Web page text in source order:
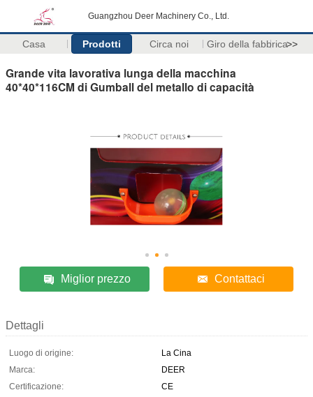
Guangzhou Deer Machinery Co., Ltd.
Casa Prodotti Circa noi Giro della fabbrica>>
Grande vita lavorativa lunga della macchina
40*40*116CM di Gumball del metallo di capacità
Miglior prezzo Contattaci
Dettagli
Luogo di origine:
La Cina
Marca:
DEER
Certificazione:
CE